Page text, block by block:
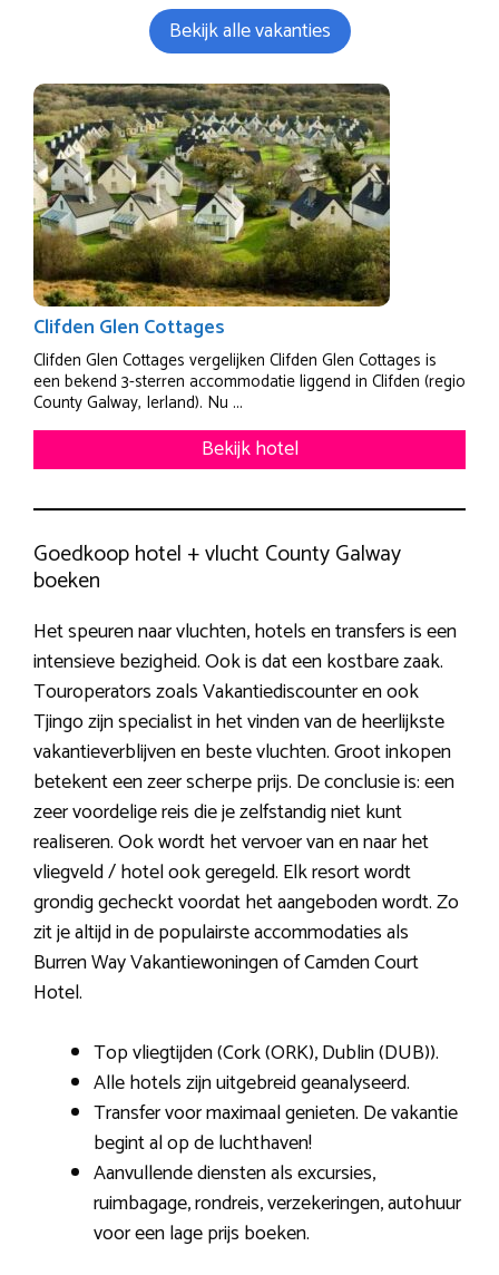
Bekijk alle vakanties
Clifden Glen Cottages
Clifden Glen Cottages vergelijken Clifden Glen Cottages is
een bekend 3-sterren accommodatie liggend in Clifden (regio
County Galway, Ierland). Nu ...
Bekijk hotel
Goedkoop hotel + vlucht County Galway
boeken
Het speuren naar vluchten, hotels en transfers is een
intensieve bezigheid. Ook is dat een kostbare zaak.
Touroperators zoals Vakantiediscounter en ook
Tjingo zijn specialist in het vinden van de heerlijkste
vakantieverblijven en beste vluchten. Groot inkopen
betekent een zeer scherpe prijs. De conclusie is: een
zeer voordelige reis die je zelfstandig niet kunt
realiseren. Ook wordt het vervoer van en naar het
vliegveld / hotel ook geregeld. Elk resort wordt
grondig gecheckt voordat het aangeboden wordt. Zo
zit je altijd in de populairste accommodaties als
Burren Way Vakantiewoningen of Camden Court
Hotel.
Top vliegtijden (Cork (ORK), Dublin (DUB)).
Alle hotels zijn uitgebreid geanalyseerd.
Transfer voor maximaal genieten. De vakantie
begint al op de luchthaven!
Aanvullende diensten als excursies,
ruimbagage, rondreis, verzekeringen, autohuur
voor een lage prijs boeken.